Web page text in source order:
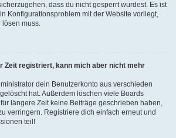
dass du nicht gesperrt wurdest. Es ist
Konfigurationsproblem mit der Website vorliegt,
lösen muss.
Zeit registriert, kann mich aber nicht mehr
dein Benutzerkonto aus verschieden
hat. Außerdem löschen viele Boards
längere Zeit keine Beiträge geschrieben haben,
verringern. Registriere dich einfach erneut und
teil!